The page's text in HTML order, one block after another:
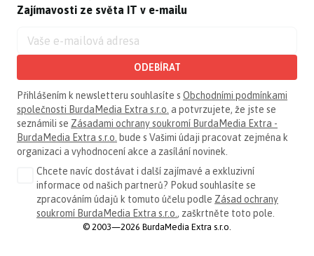
Zajímavosti ze světa IT v e-mailu
ODEBÍRAT
Přihlášením k newsletteru souhlasíte s Obchodními podmínkami
společnosti BurdaMedia Extra s.r.o. a potvrzujete, že jste se
seznámili se Zásadami ochrany soukromí BurdaMedia Extra -
BurdaMedia Extra s.r.o. bude s Vašimi údaji pracovat zejména k
organizaci a vyhodnocení akce a zasílání novinek.
Chcete navíc dostávat i další zajímavé a exkluzivní
informace od našich partnerů? Pokud souhlasíte se
zpracováním údajů k tomuto účelu podle Zásad ochrany
soukromí BurdaMedia Extra s.r.o. , zaškrtněte toto pole.
© 2003—2026 BurdaMedia Extra s.r.o.